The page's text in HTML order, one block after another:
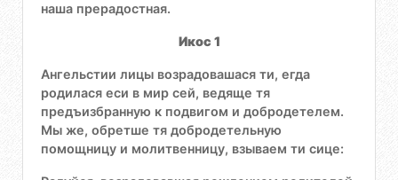
наша прерадостная.
Икос 1
Ангельстии лицы возрадовашася ти, егда
родилася еси в мир сей, ведяще тя
предъизбранную к подвигом и добродетелем.
Мы же, обретше тя добродетельную
помощницу и молитвенницу, взываем ти сице: